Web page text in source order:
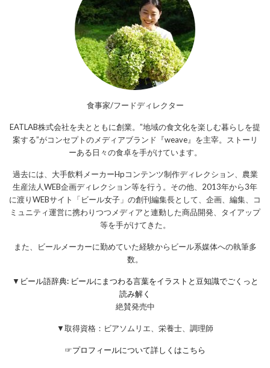
食事家/フードディレクター
EATLAB株式会社を夫とともに創業。”地域の食文化を楽しむ暮らしを提
案する”がコンセプトのメディアブランド『weave』を主宰。ストーリ
ーある日々の食卓を手がけています。
過去には、大手飲料メーカーHpコンテンツ制作ディレクション、農業
生産法人WEB企画ディレクション等を行う。その他、2013年から3年
に渡りWEBサイト「ビール女子」の創刊編集長として、企画、編集、コ
ミュニティ運営に携わりつつメディアと連動した商品開発、タイアップ
等を手がけてきた。
また、ビールメーカーに勤めていた経験からビール系媒体への執筆多
数。
▼ ビール語辞典: ビールにまつわる言葉をイラストと豆知識でごくっと
読み解く
絶賛発売中
▼取得資格：ビアソムリエ、栄養士、調理師
☞プロフィールについて詳しくはこちら